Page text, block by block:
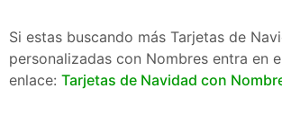
Si estas buscando más Tarjetas de
personalizadas con Nombres entra en
enlace: Tarjetas de Navidad con